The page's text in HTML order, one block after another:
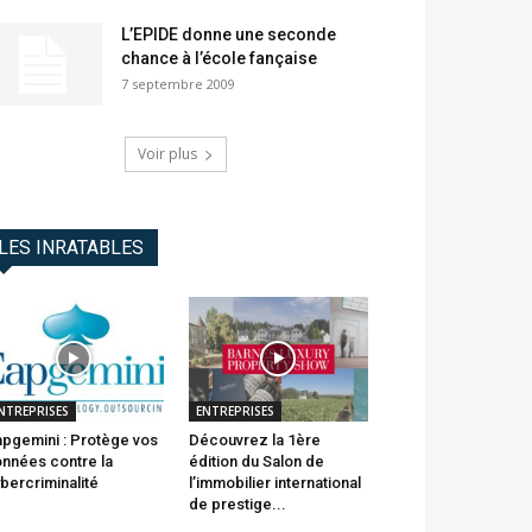
L’EPIDE donne une seconde
chance à l’école fançaise
7 septembre 2009
Voir plus
LES INRATABLES
: Protège vos
contre la
ENTREPRISES
Découvrez la 1ère
édition du Salon de
l’immobilier international
de prestige...